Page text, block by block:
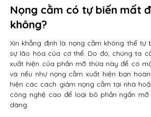
Nọng cằm có tự biến mất
không?
Xin khẳng định là nọng cằm không thể tự
sự lão hóa của cơ thể. Do đó, chúng ta
xuất hiện của phần mỡ thừa này để có
và nếu như nọng cằm xuất hiện bạn
hiện các cách giảm nọng cằm tại nhà
công nghệ cao để loại bỏ phần ngấn
dàng.